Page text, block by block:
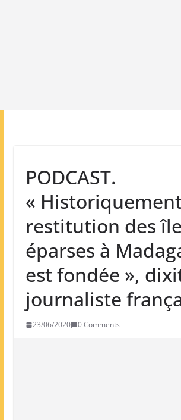
PODCAST.
«
restitution des
éparses à
est fondée »,
journaliste
23/06/2020 0 Comments